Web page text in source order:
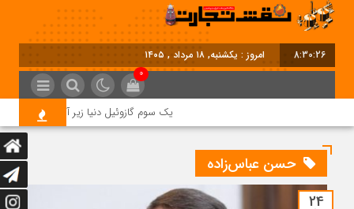
8:30:26 امروز : یکشنبه, ۱۸ مرداد , ۱۴۰۵
0
یک سوم گازوئیل دنیا زیر آتش جنگ؛
حسن عباس‌زاده
24